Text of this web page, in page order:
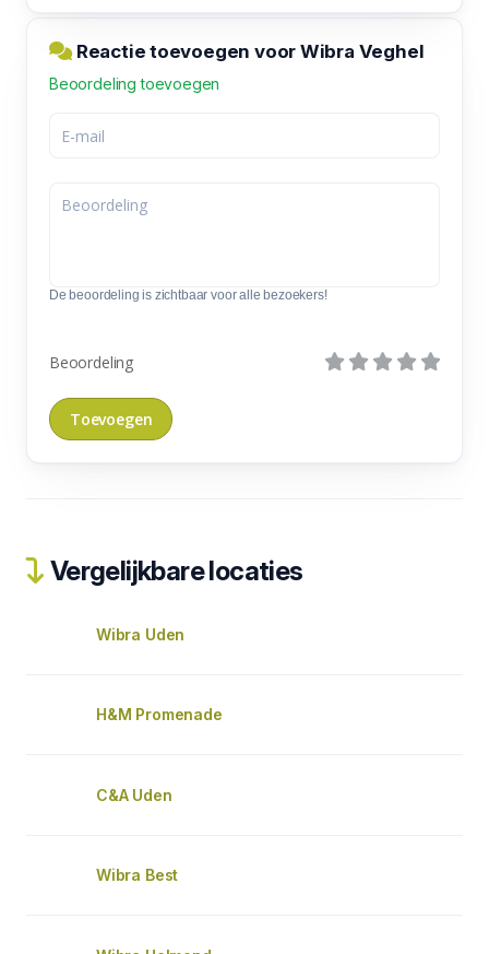
Reactie toevoegen voor Wibra Veghel
Beoordeling toevoegen
De beoordeling is zichtbaar voor alle bezoekers!
Beoordeling
Vergelijkbare locaties
Wibra Uden
H&M Promenade
C&A Uden
Wibra Best